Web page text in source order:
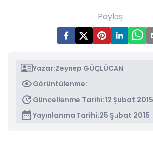
Paylaş
Yazar:Zeynep GÜÇLÜCAN
Görüntülenme:
Güncellenme Tarihi:12 Şubat 2015
Yayınlanma Tarihi:25 Şubat 2015